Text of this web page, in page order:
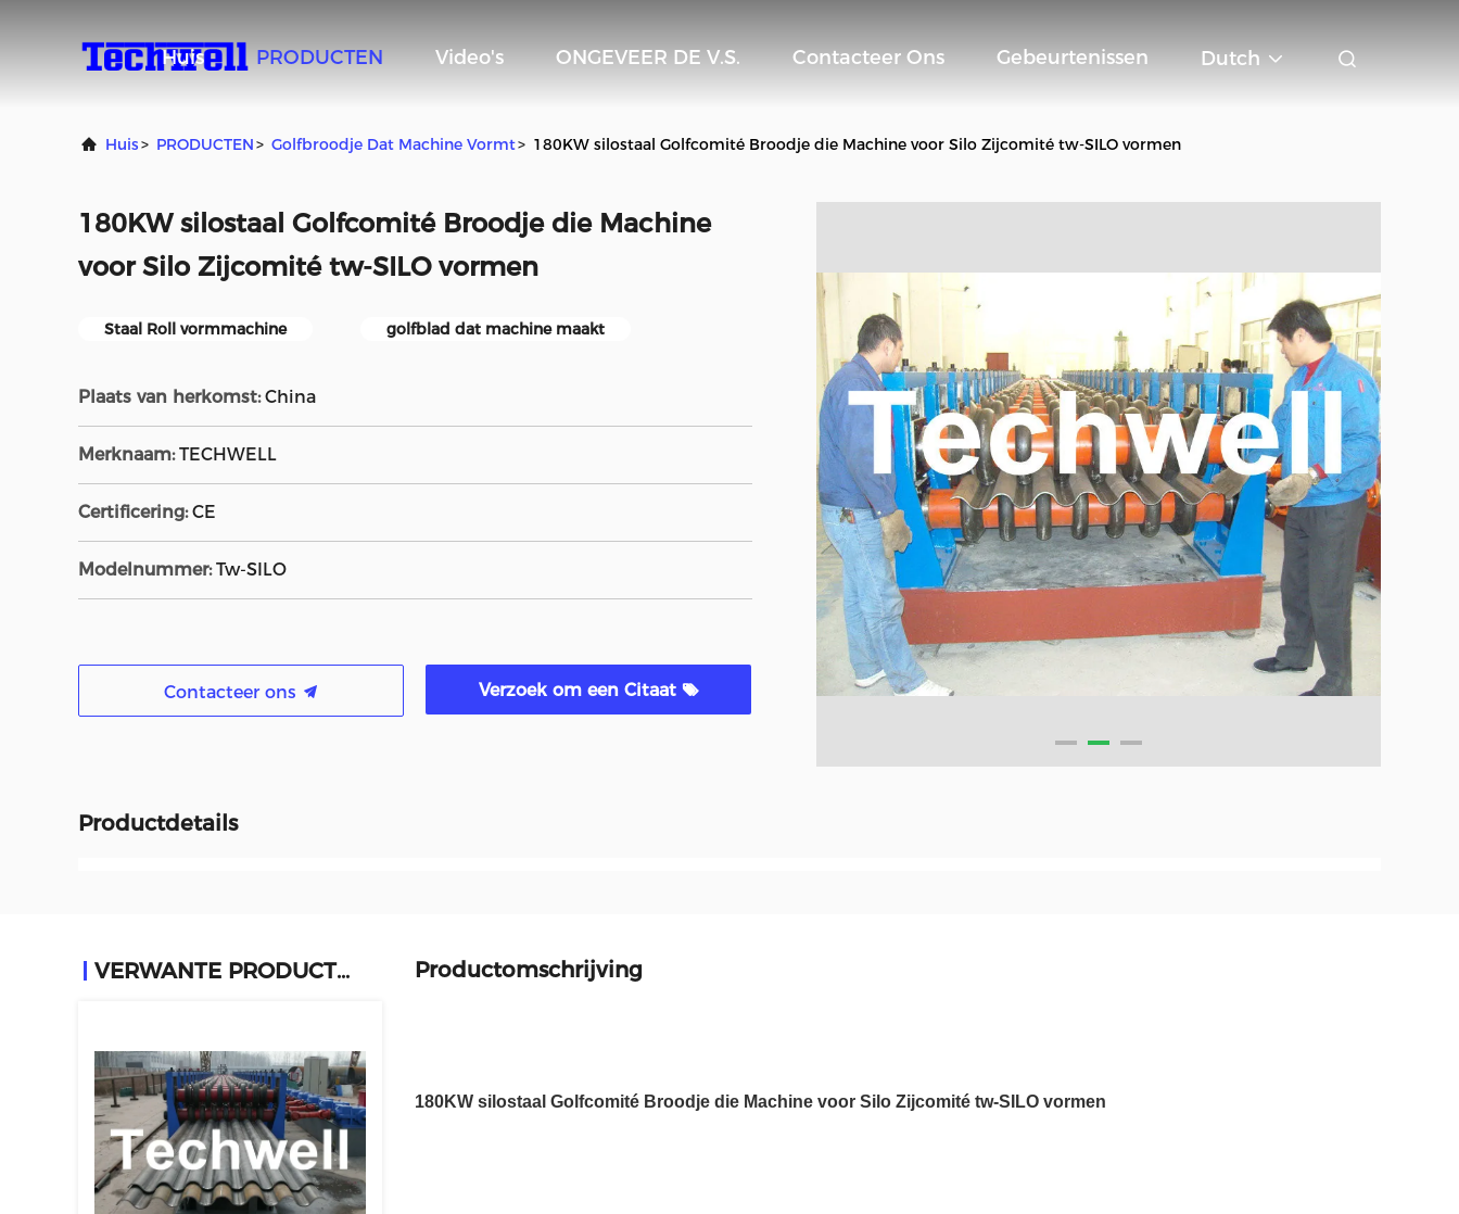
Huis PRODUCTEN Video's ONGEVEER DE V.S. Contacteer Ons Gebeurtenissen Dutch
Huis> PRODUCTEN> Golfbroodje Dat Machine Vormt> 180KW silostaal Golfcomité Broodje die Machine voor Silo Zijcomité tw-SILO vormen
180KW silostaal Golfcomité Broodje die Machine
voor Silo Zijcomité tw-SILO vormen
Staal Roll vormmachine golfblad dat machine maakt
Plaats van herkomst: China
Merknaam: TECHWELL
Certificering: CE
Modelnummer: Tw-SILO
Contacteer ons Verzoek om een Citaat
Productdetails
VERWANTE PRODUCTEN Productomschrijving
180KW silostaal Golfcomité Broodje die Machine voor Silo Zijcomité tw-SILO vormen